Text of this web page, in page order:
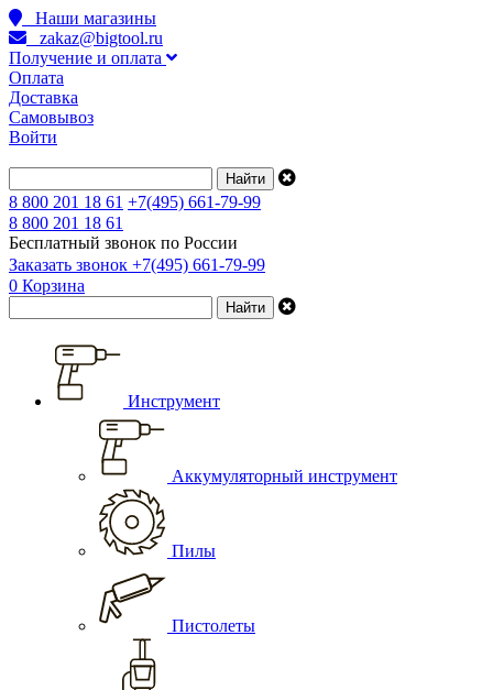
Наши магазины
zakaz@bigtool.ru
Получение и оплата
Оплата
Доставка
Самовывоз
Войти
8 800 201 18 61 +7(495) 661-79-99
8 800 201 18 61
Бесплатный звонок по России
Заказать звонок +7(495) 661-79-99
0 Корзина
Инструмент
Аккумуляторный инструмент
Пилы
Пистолеты